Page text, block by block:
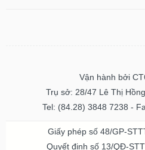
Vận hành bởi
Trụ sở: 28/47 Lê Thị
Tel: (84.28) 3848 7238 -
Giấy phép số 48/GP-
Quyết định số 13/QĐ-